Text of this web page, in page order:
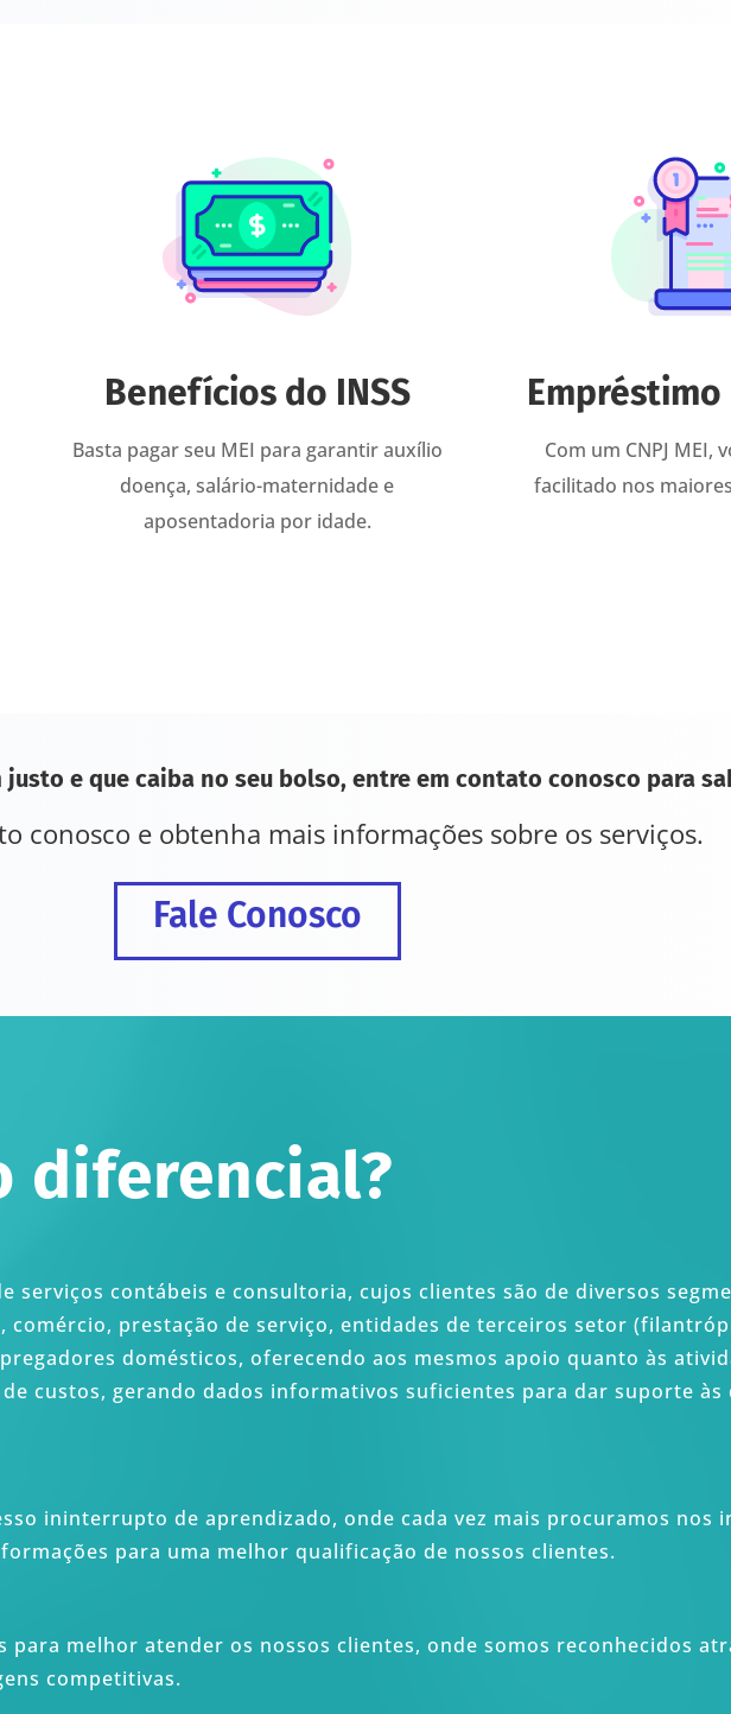
Benefícios do INSS
Basta pagar seu MEI para garantir auxílio
doença, salário-maternidade e
aposentadoria por idade.
Com um CNPJ MEI,
facilitado nos
e que caiba no seu bolso, entre em contato conosco para
conosco e obtenha mais informações sobre os serviços.
Fale Conosco
diferencial?
serviços contábeis e consultoria, cujos clientes são de diversos
comércio, prestação de serviço, entidades de terceiros setor
domésticos, oferecendo aos mesmos apoio quanto às
custos, gerando dados informativos suficientes para dar suporte às
ininterrupto de aprendizado, onde cada vez mais procuramos nos
para uma melhor qualificação de nossos clientes.
para melhor atender os nossos clientes, onde somos reconhecidos
competitivas.